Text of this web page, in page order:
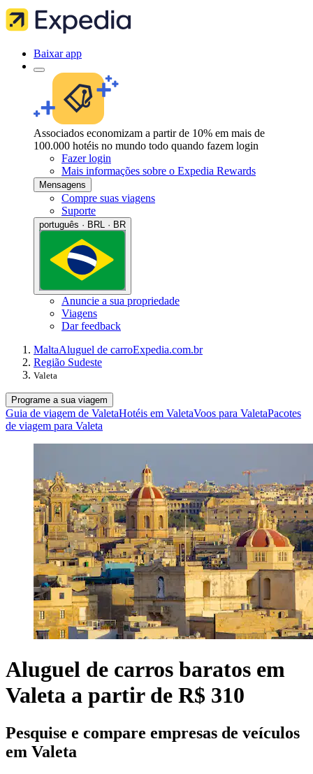
Baixar app
Associados economizam a partir de 10% em mais de
100.000 hotéis no mundo todo quando fazem login
Fazer login
Mais informações sobre o Expedia Rewards
Mensagens
Compre suas viagens
Suporte
português · BRL · BR
Anuncie a sua propriedade
Viagens
Dar feedback
MaltaAluguel de carroExpedia.com.br
Região Sudeste
Valeta
Programe a sua viagem
Guia de viagem de ValetaHotéis em ValetaVoos para ValetaPacotes
de viagem para Valeta
Aluguel de carros baratos em
Valeta a partir de R$ 310
Pesquise e compare empresas de veículos
em Valeta